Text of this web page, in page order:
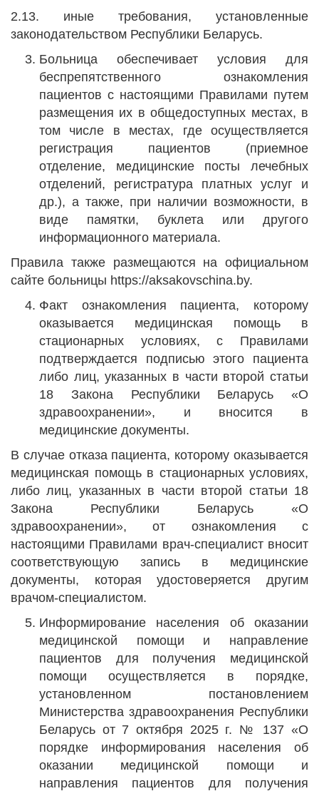
2.13. иные требования, установленные
законодательством Республики Беларусь.
Больница обеспечивает условия для
беспрепятственного ознакомления
пациентов с настоящими Правилами путем
размещения их в общедоступных местах, в
том числе в местах, где осуществляется
регистрация пациентов (приемное
отделение, медицинские посты лечебных
отделений, регистратура платных услуг и
др.), а также, при наличии возможности, в
виде памятки, буклета или другого
информационного материала.
Правила также размещаются на официальном
сайте больницы https://aksakovschina.by.
Факт ознакомления пациента, которому
оказывается медицинская помощь в
стационарных условиях, с Правилами
подтверждается подписью этого пациента
либо лиц, указанных в части второй статьи
18 Закона Республики Беларусь «О
здравоохранении», и вносится в
медицинские документы.
В случае отказа пациента, которому оказывается
медицинская помощь в стационарных условиях,
либо лиц, указанных в части второй статьи 18
Закона Республики Беларусь «О
здравоохранении», от ознакомления с
настоящими Правилами врач-специалист вносит
соответствующую запись в медицинские
документы, которая удостоверяется другим
врачом-специалистом.
Информирование населения об оказании
медицинской помощи и направление
пациентов для получения медицинской
помощи осуществляется в порядке,
установленном постановлением
Министерства здравоохранения Республики
Беларусь от 7 октября 2025 г. № 137 «О
порядке информирования населения об
оказании медицинской помощи и
направления пациентов для получения